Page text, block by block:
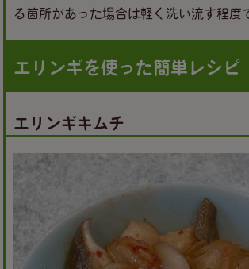
る箇所があった場合は軽く洗い流す程度
エリンギを使った簡単レシピ
エリンギキムチ